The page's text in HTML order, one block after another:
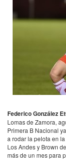
Federico González
Lomas de Zamora,
Primera B Nacional
a rodar la pelota en
Los Andes y Brown
más de un mes para